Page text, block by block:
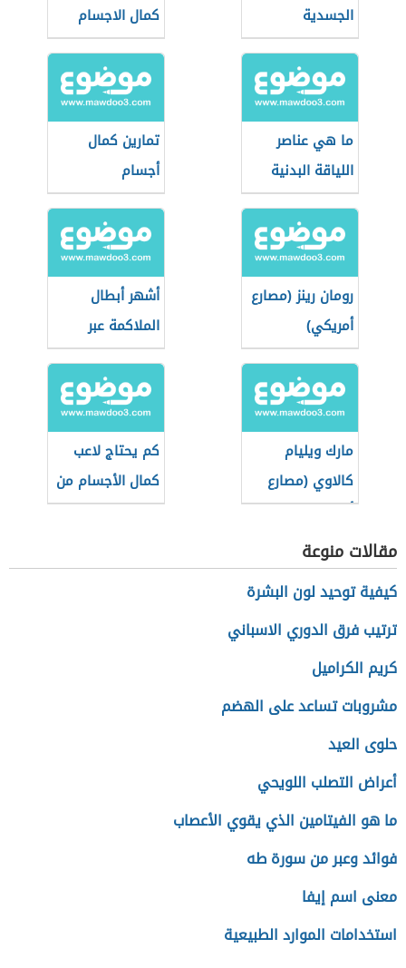
الجسدية
كمال الاجسام
ما هي عناصر
اللياقة البدنية
تمارين كمال
أجسام
رومان رينز (مصارع
أمريكي)
أشهر أبطال
الملاكمة عبر
التاريخ
مارك ويليام
كالاوي (مصارع
أمريكي)
كم يحتاج لاعب
كمال الأجسام من
الماء
مقالات منوعة
كيفية توحيد لون البشرة
ترتيب فرق الدوري الاسباني
كريم الكراميل
مشروبات تساعد على الهضم
حلوى العيد
أعراض التصلب اللويحي
ما هو الفيتامين الذي يقوي الأعصاب
فوائد وعبر من سورة طه
معنى اسم إيفا
استخدامات الموارد الطبيعية